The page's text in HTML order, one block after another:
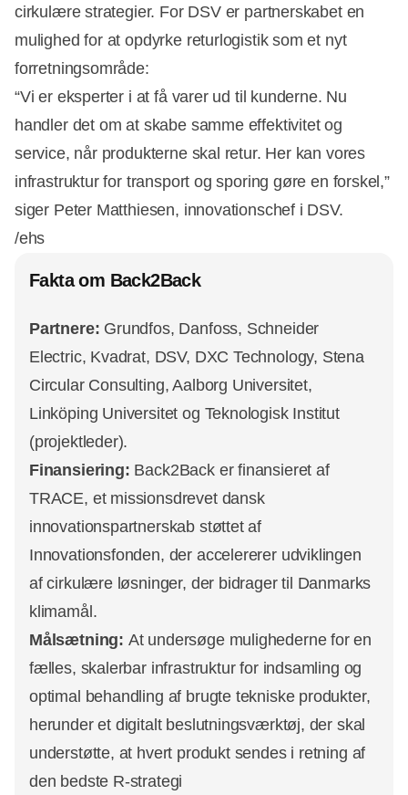
cirkulære strategier. For DSV er partnerskabet en
mulighed for at opdyrke returlogistik som et nyt
forretningsområde:
“Vi er eksperter i at få varer ud til kunderne. Nu
handler det om at skabe samme effektivitet og
service, når produkterne skal retur. Her kan vores
infrastruktur for transport og sporing gøre en forskel,”
siger Peter Matthiesen, innovationschef i DSV.
/ehs
Fakta om Back2Back
Partnere: Grundfos, Danfoss, Schneider
Electric, Kvadrat, DSV, DXC Technology, Stena
Circular Consulting, Aalborg Universitet,
Linköping Universitet og Teknologisk Institut
(projektleder).
Finansiering: Back2Back er finansieret af
TRACE, et missionsdrevet dansk
innovationspartnerskab støttet af
Innovationsfonden, der accelererer udviklingen
af cirkulære løsninger, der bidrager til Danmarks
klimamål.
Målsætning: At undersøge mulighederne for en
fælles, skalerbar infrastruktur for indsamling og
optimal behandling af brugte tekniske produkter,
herunder et digitalt beslutningsværktøj, der skal
understøtte, at hvert produkt sendes i retning af
den bedste R-strategi